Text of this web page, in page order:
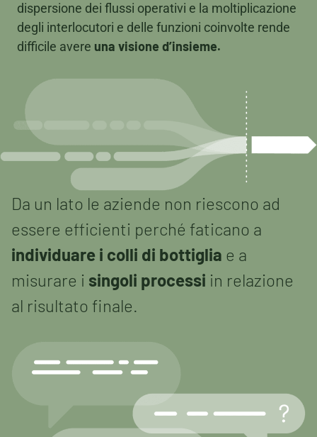
dispersione dei flussi operativi e la moltiplicazione
degli interlocutori e delle funzioni coinvolte rende
difficile avere una visione d’insieme.
Da un lato le aziende non riescono ad
essere efficienti perché faticano a
individuare i colli di bottiglia e a
misurare i singoli processi in relazione
al risultato finale.